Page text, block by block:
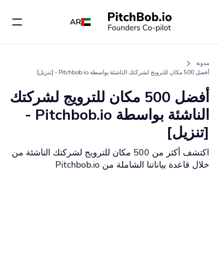
AR
مدونة
أفضل 500 مكان للترويج لشركتك الناشئة بواسطة Pitchbob.io - [تنزيل]
أفضل 500 مكان للترويج لشركتك
الناشئة بواسطة Pitchbob.io -
[تنزيل]
اكتشف أكثر من 500 مكان للترويج لشركتك الناشئة من
خلال قاعدة بياناتنا الشاملة من Pitchbob.io